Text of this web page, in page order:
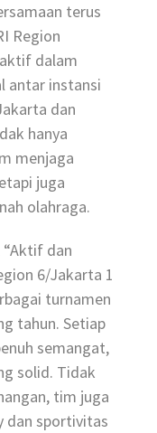
terus
Region
dalam
antar instansi
dan
hanya
menjaga
juga
olahraga.
dan
6/Jakarta 1
turnamen
tahun. Setiap
semangat,
solid. Tidak
tim juga
dan sportivitas